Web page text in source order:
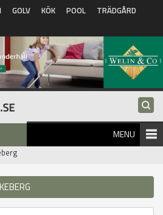
GOLV KÖK POOL
TRÄDGÅRD
MENU